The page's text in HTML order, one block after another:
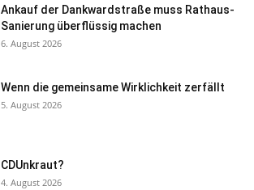
Ankauf der Dankwardstraße muss Rathaus-
Sanierung überflüssig machen
6. August 2026
Wenn die gemeinsame Wirklichkeit zerfällt
5. August 2026
CDUnkraut?
4. August 2026